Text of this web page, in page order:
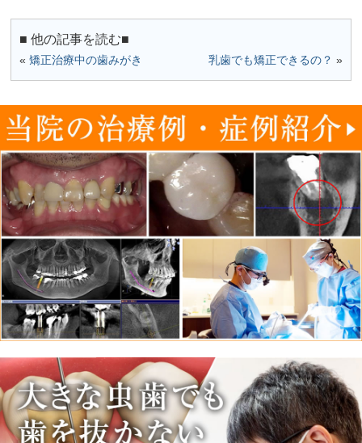
■ 他の記事を読む■
«矯正治療中の歯みがき 乳歯でも矯正できるの？ »